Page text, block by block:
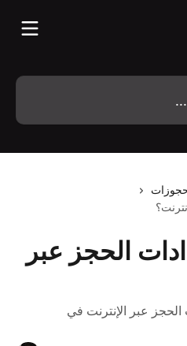
الحجز عبر
الحجز عبر الإنترنت في